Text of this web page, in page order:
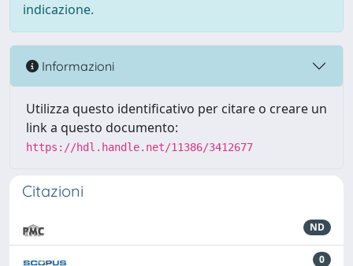
indicazione.
Informazioni
Utilizza questo identificativo per citare o creare un
link a questo documento:
https://hdl.handle.net/11386/3412677
Citazioni
ND
0